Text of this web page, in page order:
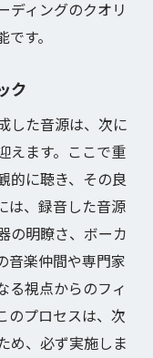
ディングのクオリ
す。
ク
した音源は、次に
えます。ここで重
的に聴き、その良
は、録音した音源
の明瞭さ、ボーカ
音楽仲間や専門家
る視点からのフィ
のプロセスは、次
め、必ず実施しま